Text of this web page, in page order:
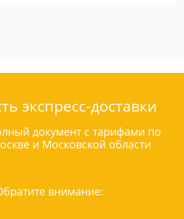
экспресс-доставки
документ с тарифами по
и Московской области
внимание: